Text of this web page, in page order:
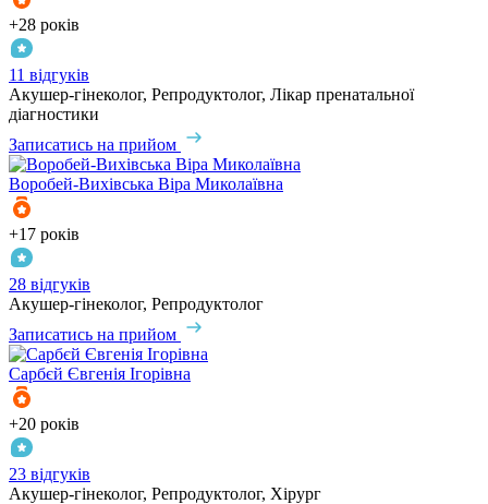
+28 років
11 відгуків
Акушер-гінеколог, Репродуктолог, Лікар пренатальної
діагностики
Записатись на прийом
Воробей-Вихівська Віра Миколаївна
+17 років
28 відгуків
Акушер-гінеколог, Репродуктолог
Записатись на прийом
Сарбєй Євгенія Ігорівна
+20 років
23 відгуків
Акушер-гінеколог, Репродуктолог, Хірург